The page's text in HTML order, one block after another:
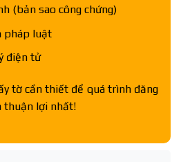
(bản sao công chứng)
pháp luật
điện tử
tờ cần thiết để quá trình đăng
thuận lợi nhất!